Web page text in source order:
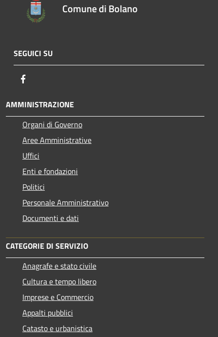
Comune di Bolano
SEGUICI SU
AMMINISTRAZIONE
Organi di Governo
Aree Amministrative
Uffici
Enti e fondazioni
Politici
Personale Amministrativo
Documenti e dati
CATEGORIE DI SERVIZIO
Anagrafe e stato civile
Cultura e tempo libero
Imprese e Commercio
Appalti pubblici
Catasto e urbanistica